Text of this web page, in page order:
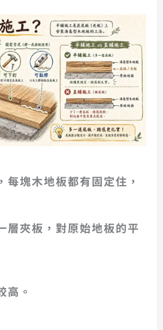
塊木地板都有固定住，
層夾板，對原始地板的平
高。